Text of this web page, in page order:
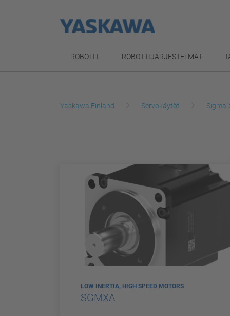
ROBOTIT ROBOTTIJÄRJESTELMÄT
Yaskawa Finland Servokäytöt
LOW INERTIA, HIGH SPEED MOTORS
SGMXA